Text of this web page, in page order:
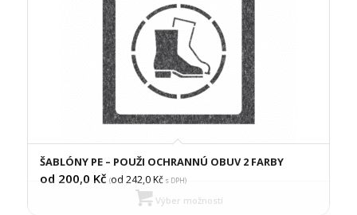
ŠABLÓNY PE – POUŽI OCHRANNÚ OBUV 2 FARBY
od 200,0 Kč (od 242,0Kčs DPH)
Výber možností